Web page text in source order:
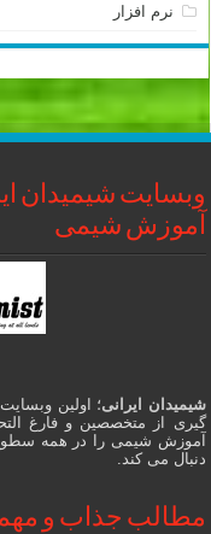
نرم افزار
وبسایت شیمیدان
آموزش شیمی
شیمیدان ایرانی؛ اولین
گیری از متخصصین و فارغ
آموزش شیمی را در همه سطوح
دنبال می کند.
مطالب جذاب و